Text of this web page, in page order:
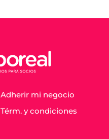
Adherir mi negocio
Térm. y condiciones